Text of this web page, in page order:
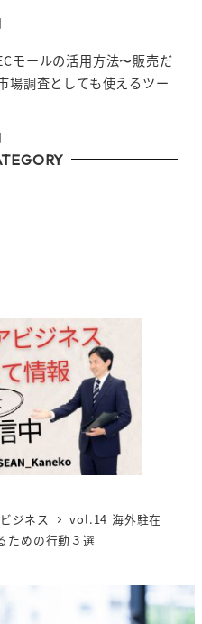
モールの活用方法〜販売だ
場調査としても使えるツー
ジネス
vol.14 海外駐在
ための行動３選